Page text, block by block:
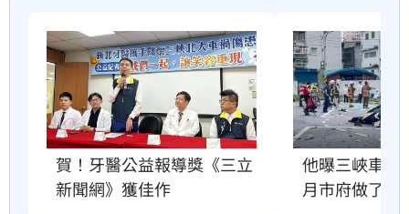
賀！牙醫公益報導獎《三立
新聞網》獲佳作
他曝三峽車禍
月市府做了什